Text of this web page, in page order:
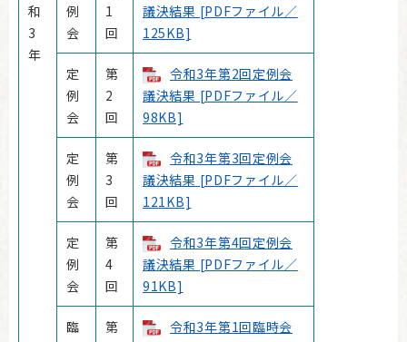
和
3
年
例
会
1
回
議決結果 [PDFファイル／
125KB]
定
例
会
第
2
回
令和3年第2回定例会
議決結果 [PDFファイル／
98KB]
定
例
会
第
3
回
令和3年第3回定例会
議決結果 [PDFファイル／
121KB]
定
例
会
第
4
回
令和3年第4回定例会
議決結果 [PDFファイル／
91KB]
臨
第
令和3年第1回臨時会